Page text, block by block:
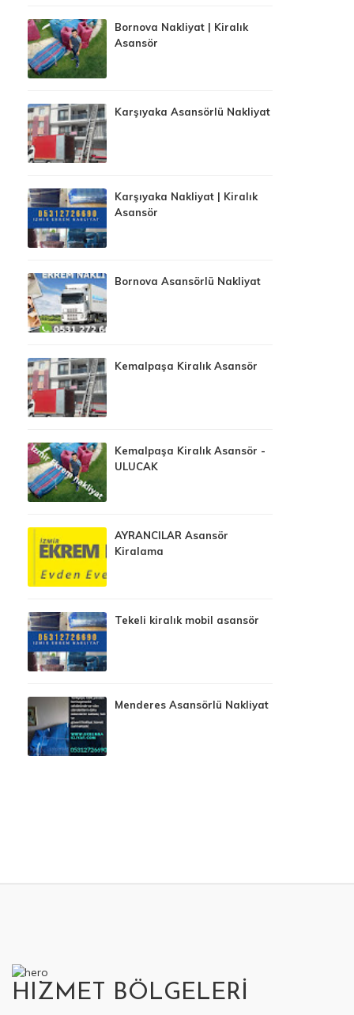
Bornova Nakliyat | Kiralık
Asansör
Karşıyaka Asansörlü Nakliyat
Karşıyaka Nakliyat | Kiralık
Asansör
Bornova Asansörlü Nakliyat
Kemalpaşa Kiralık Asansör
Kemalpaşa Kiralık Asansör -
ULUCAK
AYRANCILAR Asansör
Kiralama
Tekeli kiralık mobil asansör
Menderes Asansörlü Nakliyat
HIZMET BÖLGELERİ